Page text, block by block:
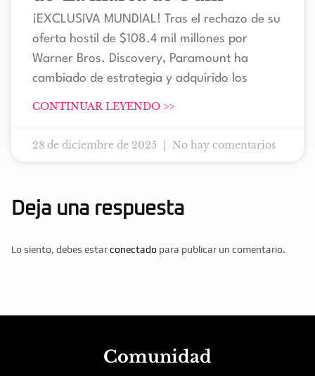
¡EXCLUSIVA MUNDIAL! Tras el rechazo de su
oferta hostil de $108.4 mil millones por
Warner Bros. Discovery, Paramount ha
cambiado de estrategia y adquirido los
CONTINUAR LEYENDO >>
28 de diciembre de 2025 No hay comentarios
Deja una respuesta
Lo siento, debes estarconectado para publicar un comentario.
Comunidad